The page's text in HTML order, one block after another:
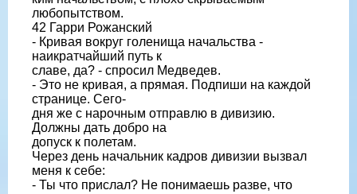
любопытством.
42 Гарри Рожанский
- Кривая вокруг голенища начальства -
наикратчайший путь к
славе, да? - спросил Медведев.
- Это не кривая, а прямая. Подпиши на каждой
странице. Сего-
дня же с нарочным отправлю в дивизию.
Должны дать добро на
допуск к полетам.
Через день начальник кадров дивизии вызвал
меня к себе:
- Ты что прислал? Не понимаешь разве, что